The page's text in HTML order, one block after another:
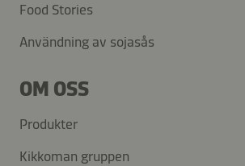
Food Stories
Användning av sojasås
OM OSS
Produkter
Kikkoman gruppen